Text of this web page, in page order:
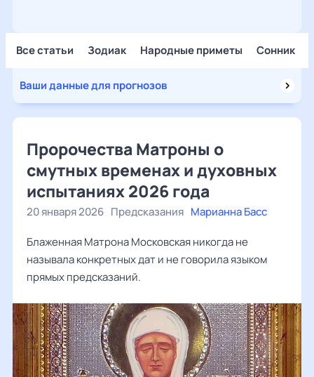
Все статьи Зодиак Народные приметы Сонник
Ваши данные для прогнозов
Пророчества Матроны о
смутных временах и духовных
испытаниях 2026 года
20 января 2026 Предсказания Марианна Басс
Блаженная Матрона Московская никогда не
называла конкретных дат и не говорила языком
прямых предсказаний.